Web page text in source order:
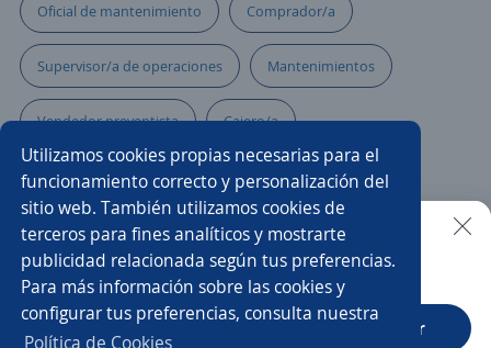
Utilizamos cookies propias necesarias para el
funcionamiento correcto y personalización del
sitio web. También utilizamos cookies de
terceros para fines analíticos y mostrarte
publicidad relacionada según tus preferencias.
Para más información sobre las cookies y
configurar tus preferencias, consulta nuestra
Política de Cookies
Oficial de mantenimiento Comprador/a
Supervisor/a de operaciones Mantenimientos
Vendedor preventista Cajero/a
Operarios de producción Reponedor/a
Asesor/a comercial freelance Supervisor/a de producción
Auxiliar administrativo/a Atención al cliente
Administrativo comercial
Buscar es más fácil en la app
CT App Abrir